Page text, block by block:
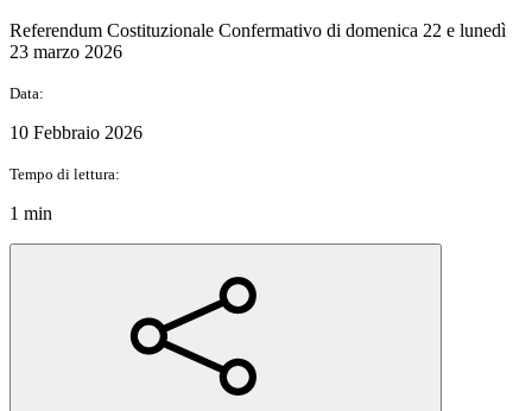
Referendum Costituzionale Confermativo di domenica 22 e lunedì
23 marzo 2026
Data:
10 Febbraio 2026
Tempo di lettura:
1 min